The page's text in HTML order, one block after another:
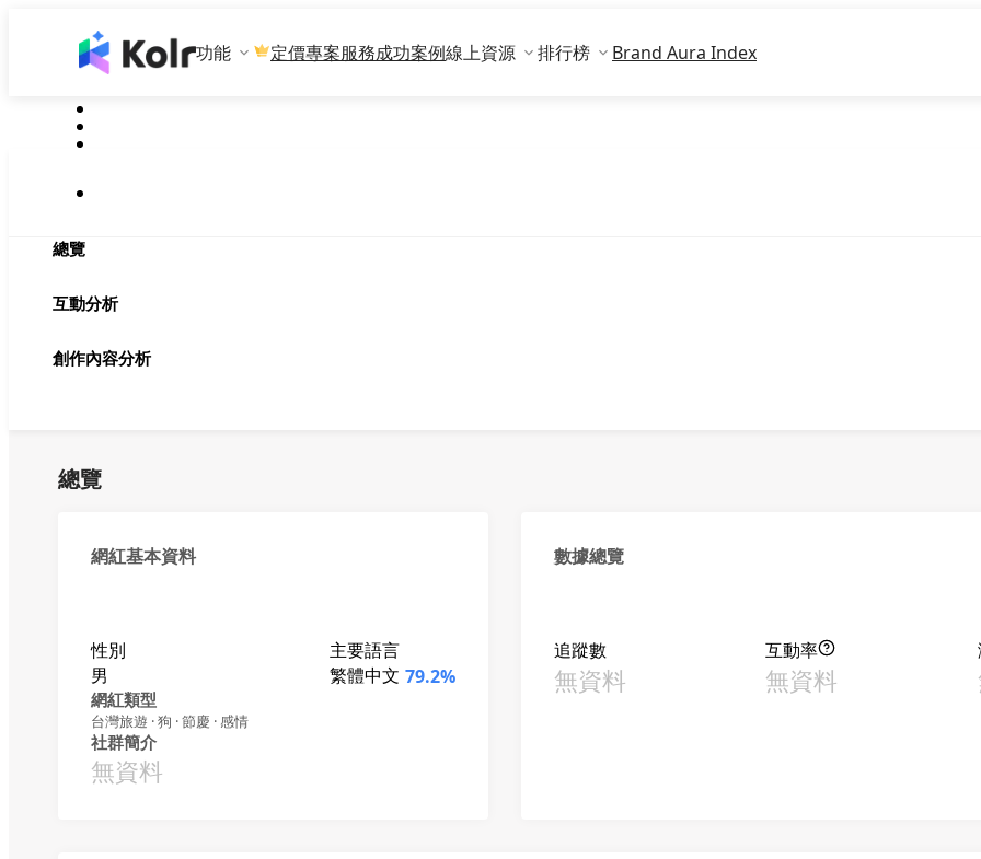
功能 定價專案服務成功案例線上資源 排行榜 Brand Aura Index
總覽
互動分析
創作內容分析
總覽
網紅基本資料
性別
男
主要語言
繁體中文 79.2%
網紅類型
台灣旅遊 · 狗 · 節慶 · 感情
社群簡介
無資料
數據總覽
追蹤數
無資料
互動率
無資料